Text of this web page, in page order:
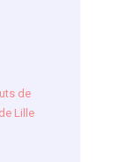
de
Lille